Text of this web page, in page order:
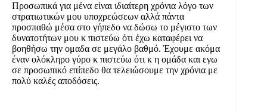
Προσωπικά για μένα είναι ιδιαίτερη χρόνια λόγο των
στρατιωτικών μου υποχρεώσεων αλλά πάντα
προσπαθώ μέσα στο γήπεδο να δώσω το μέγιστο των
δυνατοτήτων μου κ πιστεύω ότι έχω καταφέρει να
βοηθήσω την ομαδα σε μεγάλο βαθμό. Έχουμε ακόμα
έναν ολόκληρο γύρο κ πιστεύω ότι κ η ομάδα και εγω
σε προσωπικό επίπεδο θα τελειώσουμε την χρόνια με
πολύ καλές αποδόσεις.